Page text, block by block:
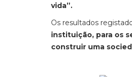
vida”.
Os resultados
instituição, para os
construir uma